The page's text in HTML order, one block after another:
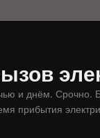
и днём. Срочно.
прибытия